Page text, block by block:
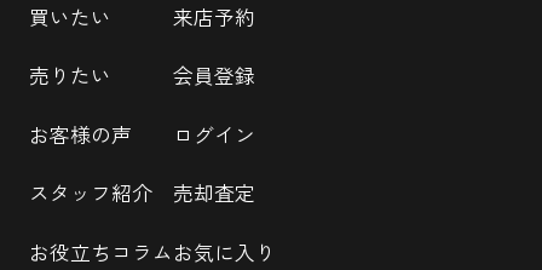
買いたい
売りたい
お客様の声
スタッフ紹介
お役立ちコラム
来店予約
会員登録
ログイン
売却査定
お気に入り